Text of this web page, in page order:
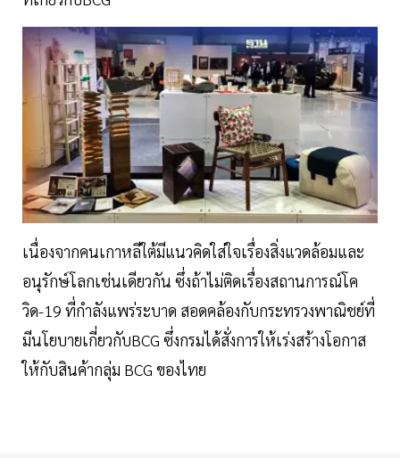
เนื่องจากคนเกาหลีใต้มีแนวคิดใส่ใจเรื่องสิ่งแวดล้อมและ
อนุรักษ์โลกเช่นเดียวกัน ซึ่งถ้าไม่ติดเรื่องสถานการณ์โค
วิด-19 ที่กำลังแพร่ระบาด สอดคล้องกับกระทรวงพาณิชย์ที่
มีนโยบายเกี่ยวกับBCG ซึ่งกรมได้สั่งการให้เร่งสร้างโอกาส
ให้กับสินค้ากลุ่ม BCG ของไทย